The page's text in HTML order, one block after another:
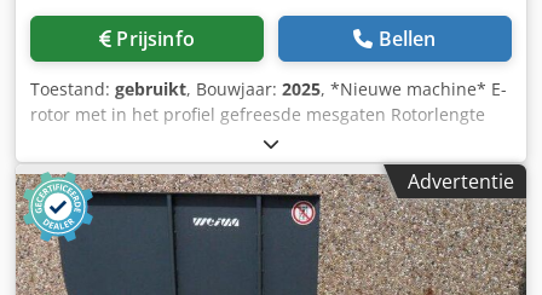
Prijsinfo Bellen
Toestand: gebruikt, Bouwjaar: 2025, *Nieuwe machine* E-
rotor met in het profiel gefreesde mesgaten Rotorlengte
600 mm, rotordiameter 260 mm Grote trechter 600 x 800
mm Veilige materiaaltoevoer met hydraulisch
aangestuurde slede Stabiele rubberen voeten voor
efficiënte trillingsabsorptie Vastzetten op de slede voor
lange en grote delen Grote 40 x 40 mm messen voor
optimale materiaalinvoer Speciale ruimmessen ter
Advertentie